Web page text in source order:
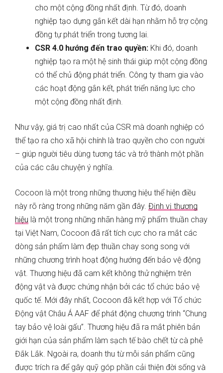
cho một cộng đồng nhất định. Từ đó, doanh
nghiệp tạo dựng gắn kết dài hạn nhằm hỗ trợ cộng
đồng tự phát triển trong tương lai.
CSR 4.0 hướng đến trao quyền: Khi đó, doanh
nghiệp tạo ra một hệ sinh thái giúp một cộng đồng
có thể chủ động phát triển. Công ty tham gia vào
các hoạt động gắn kết, phát triển năng lực cho
một cộng đồng nhất định.
Như vậy, giá trị cao nhất của CSR mà doanh nghiệp có
thể tạo ra cho xã hội chính là trao quyền cho con người
– giúp người tiêu dùng tương tác và trở thành một phần
của các câu chuyện ý nghĩa.
Cocoon là một trong những thương hiệu thể hiện điều
này rõ ràng trong những năm gần đây. Định vị thương
hiệu là một trong những nhãn hàng mỹ phẩm thuần chay
tại Việt Nam, Cocoon đã rất tích cực cho ra mắt các
dòng sản phẩm làm đẹp thuần chay song song với
những chương trình hoạt động hướng đến bảo vệ động
vật. Thương hiệu đã cam kết không thử nghiệm trên
động vật và được chứng nhận bởi các tổ chức bảo vệ
quốc tế. Mới đây nhất, Cocoon đã kết hợp với Tổ chức
Động vật Châu Á AAF để phát động chương trình “Chung
tay bảo vệ loài gấu”. Thương hiệu đã ra mắt phiên bản
giới hạn của sản phẩm làm sạch tế bào chết từ cà phê
Đắk Lắk. Ngoài ra, doanh thu từ mỗi sản phẩm cũng
được trích ra để gây quỹ góp phần cải thiện đời sống và